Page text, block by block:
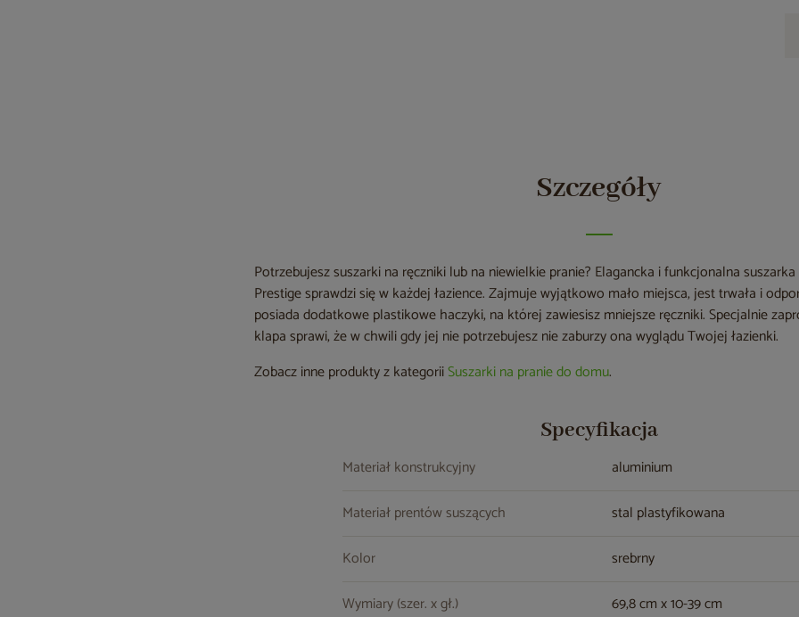
Szczegóły
Potrzebujesz suszarki na ręczniki lub na niewielkie pranie? Elagancka i funkcjonalna
Prestige sprawdzi się w każdej łazience. Zajmuje wyjątkowo mało miejsca, jest trwała i
posiada dodatkowe plastikowe haczyki, na której zawiesisz mniejsze ręczniki. Specjalnie
klapa sprawi, że w chwili gdy jej nie potrzebujesz nie zaburzy ona wyglądu Twojej łazienki.
Zobacz inne produkty z kategoriiSuszarki na pranie do domu.
Specyfikacja
Materiał konstrukcyjny
aluminium
Materiał prentów suszących
stal plastyfikowana
Kolor
srebrny
Wymiary (szer. x gł.)
69,8 cm x 10-39 cm